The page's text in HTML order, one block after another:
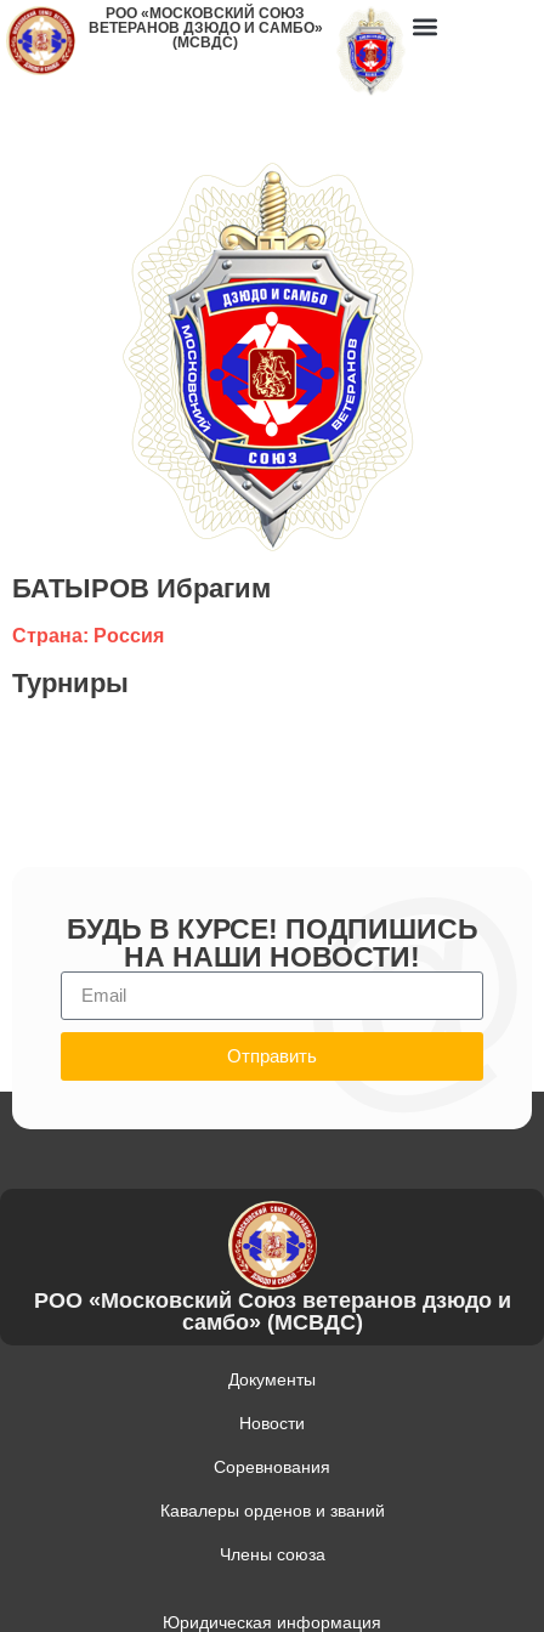
РОО «МОСКОВСКИЙ СОЮЗ
ВЕТЕРАНОВ ДЗЮДО И САМБО»
(МСВДС)
БАТЫРОВ Ибрагим
Страна: Россия
Турниры
БУДЬ В КУРСЕ! ПОДПИШИСЬ
НА НАШИ НОВОСТИ!
Отправить
РОО «Московский Союз ветеранов дзюдо и
самбо» (МСВДС)
Документы
Новости
Соревнования
Кавалеры орденов и званий
Члены союза
Юридическая информация